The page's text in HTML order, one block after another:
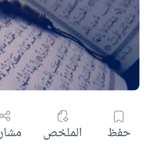
حفظ الملخص